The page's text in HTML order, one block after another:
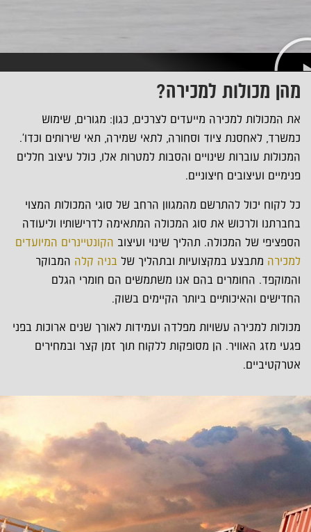
מהן מכולות למכירה?
את המכולות למכירה מייעדים לצרכים, כגון: מגורים, שימוש
כמשרד, לאחסנת ציוד וסחורה, לתאי שמירה, תאי שירותים וכדו'.
המכולות עוברות שינויים והסבות למטרות אלו, כולל עיצוב חללים
פנימיים ועיצובים חיצוניים.
כל לקוח יכול להתרשם מהמגוון הרחב של סוגי המכולות המצוי
בחברתנו ולרכוש את סוג המכולה המתאימה לדרישותיו וליעודה
הספציפי של המכולה. תהליך שינוי ועיצוב הקונטיינרים המיועדים
למכירה מתבצע במקצועיות ובתהליך של בניה קלה המבוקר
והמוקפד. החומרים בהם אנו משתמשים הם חומרי הגלם
החדישים והאיכותיים ביותר הקיימים בשוק.
מכולות למכירה עשויות מפלדה ועמידות לאורך שנים ארוכות בפני
פגעי מזג האוויר. הן מסופקות ללקוח תוך זמן קצר ובמחירים
אטרקטיביים.